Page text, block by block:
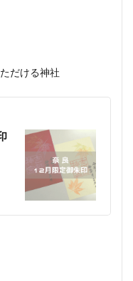
だける神社